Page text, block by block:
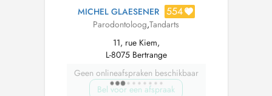
MICHEL GLAESENER 554
Parodontoloog,Tandarts
11, rue Kiem,
L-8075 Bertrange
Geen onlineafspraken beschikbaar
Bel voor een afspraak